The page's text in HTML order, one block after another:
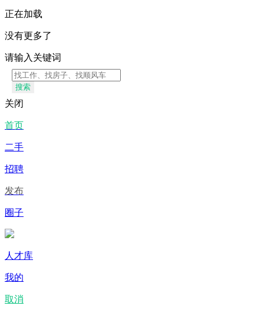
正在加载
没有更多了
请输入关键词
搜索
关闭
首页
二手
招聘
发布
圈子
人才库
我的
取消